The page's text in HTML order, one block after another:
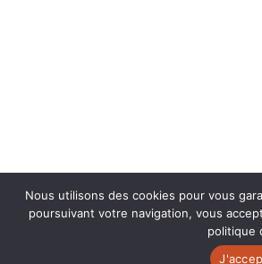
Nous utilisons des cookies pour vous
poursuivant votre navigation, vous
politique